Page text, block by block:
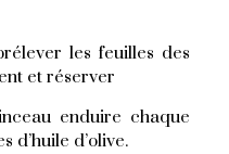
les feuilles des
et réserver
enduire chaque
d’huile d’olive.